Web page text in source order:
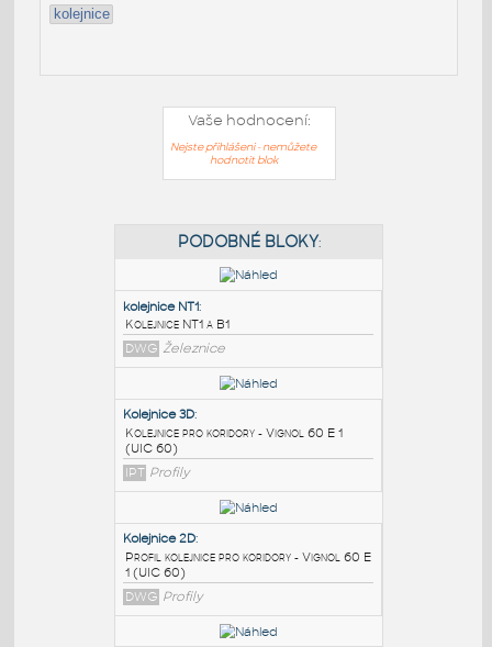
kolejnice
Vaše hodnocení:
Nejste přihlášeni - nemůžete
hodnotit blok
PODOBNÉ BLOKY:
kolejnice NT1
Kolejnice NT1 a B1
DWG Železnice
Kolejnice 3D
Kolejnice pro koridory - Vignol 60 E 1